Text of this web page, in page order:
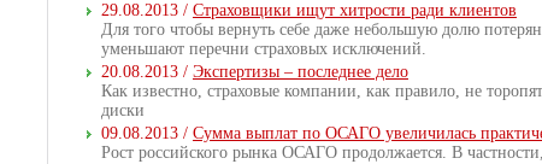
29.08.2013 / Страховщики ищут хитрости ради клиентов
Для того чтобы вернуть себе даже небольшую долю
уменьшают перечни страховых исключений.
20.08.2013 / Экспертизы – последнее дело
Как известно, страховые компании, как правило, не
диски
09.08.2013 / Сумма выплат по ОСАГО увеличилась
Рост российского рынка ОСАГО продолжается. В